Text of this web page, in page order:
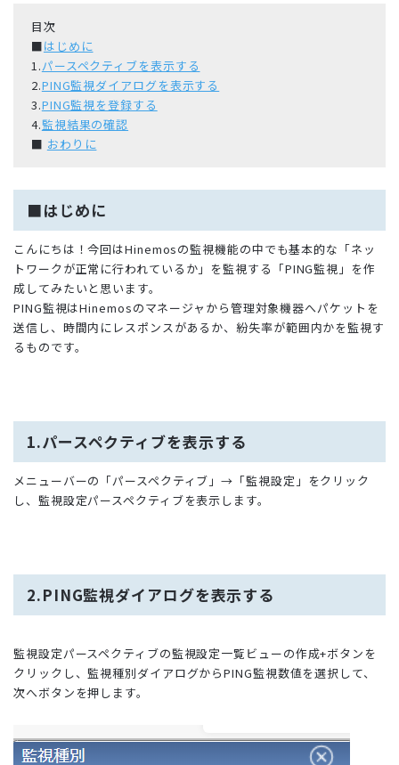
目次
■はじめに
1.パースペクティブを表示する
2.PING監視ダイアログを表示する
3.PING監視を登録する
4.監視結果の確認
■ おわりに
■はじめに
こんにちは！今回はHinemosの監視機能の中でも基本的な「ネッ
トワークが正常に行われているか」を監視する「PING監視」を作
成してみたいと思います。
PING監視はHinemosのマネージャから管理対象機器へパケットを
送信し、時間内にレスポンスがあるか、紛失率が範囲内かを監視す
るものです。
1.パースペクティブを表示する
メニューバーの「パースペクティブ」→「監視設定」をクリック
し、監視設定パースペクティブを表示します。
2.PING監視ダイアログを表示する
監視設定パースペクティブの監視設定一覧ビューの作成+ボタンを
クリックし、監視種別ダイアログからPING監視数値を選択して、
次へボタンを押します。